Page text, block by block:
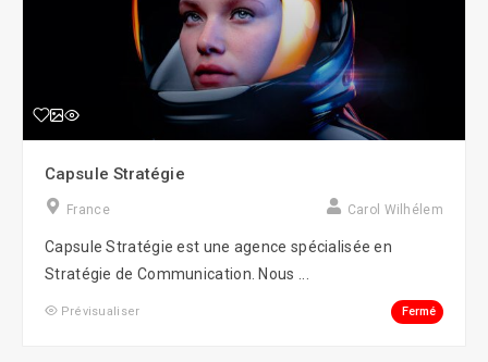
Capsule Stratégie
France Carol Wilhélem
Capsule Stratégie est une agence spécialisée en
Stratégie de Communication. Nous ...
Prévisualiser Fermé